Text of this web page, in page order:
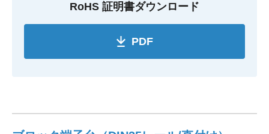
RoHS 証明書ダウンロード
PDF